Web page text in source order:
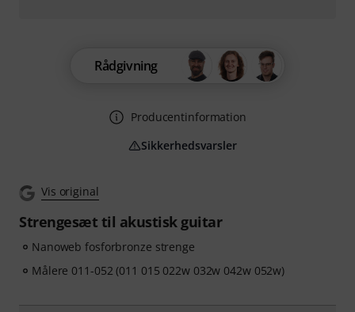
Vis original
Strengesæt til akustisk guitar
Nanoweb fosforbronze strenge
Målere 011-052 (011 015 022w 032w 042w 052w)
Rådgivning
Producentinformation
Sikkerhedsvarsler